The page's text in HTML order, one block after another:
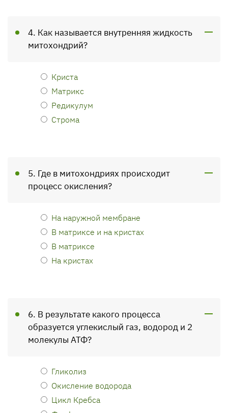
4. Как называется внутренняя жидкость
митохондрий?
Криста
Матрикс
Редикулум
Строма
5. Где в митохондриях происходит
процесс окисления?
На наружной мембране
В матриксе и на кристах
В матриксе
На кристах
6. В результате какого процесса
образуется углекислый газ, водород и 2
молекулы АТФ?
Гликолиз
Окисление водорода
Цикл Кребса